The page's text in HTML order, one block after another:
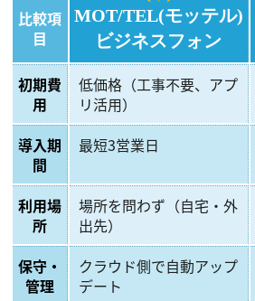
比較項
目
MOT/TEL(モッテル)
ビジネスフォン
初期費
用
低価格（工事不要、アプ
リ活用）
導入期
間
最短3営業日
利用場
所
場所を問わず（自宅・外
出先）
保守・
管理
クラウド側で自動アップ
デート